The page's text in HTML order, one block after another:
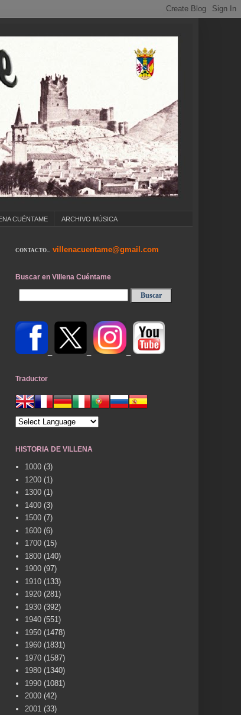
CUÉNTAME ARCHIVO MÚSICA
... CUMPLEAÑOS ... CARNAVAL ...
CONTACTO... villenacuentame@gmail.com
Buscar en Villena Cuéntame
Traductor
HISTORIA DE VILLENA
1000 (3)
1200 (1)
1300 (1)
1400 (3)
1500 (7)
1600 (6)
1700 (15)
1800 (140)
1900 (97)
1910 (133)
1920 (281)
1930 (392)
1940 (551)
1950 (1478)
1960 (1831)
1970 (1587)
1980 (1340)
1990 (1081)
2000 (42)
2001 (33)